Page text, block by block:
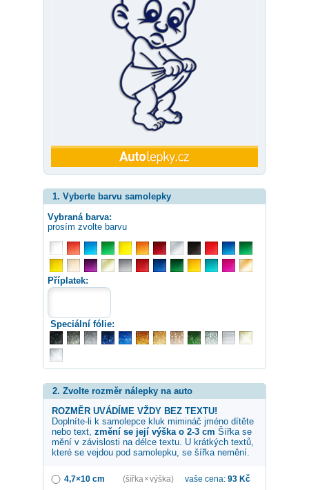
1. Vyberte barvu samolepky
Vybraná barva:
prosím zvolte barvu
Příplatek:
Speciální fólie:
2. Zvolte rozměr nálepky na auto
ROZMĚR UVÁDÍME VŽDY BEZ TEXTU!
Doplníte-li k samolepce kluk mimináč jméno dítěte
nebo text, změní se její výška o 2-3 cm Šířka se
mění v závislosti na délce textu. U krátkých textů,
které se vejdou pod samolepku, se šířka nemění.
4,7×10 cm (šířka × výška) vaše cena: 93 Kč